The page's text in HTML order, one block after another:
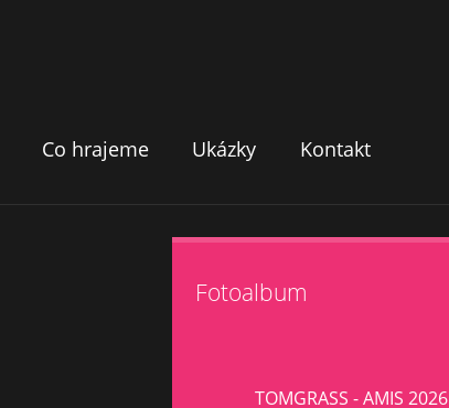
Co hrajeme Ukázky Kontakt
Fotoalbum
TOMGRASS - AMIS 2026